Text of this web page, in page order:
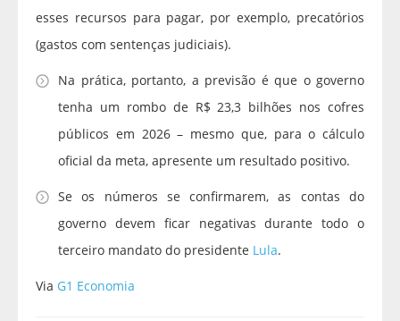
esses recursos para pagar, por exemplo, precatórios
(gastos com sentenças judiciais).
Na prática, portanto, a previsão é que o governo
tenha um rombo de R$ 23,3 bilhões nos cofres
públicos em 2026 – mesmo que, para o cálculo
oficial da meta, apresente um resultado positivo.
Se os números se confirmarem, as contas do
governo devem ficar negativas durante todo o
terceiro mandato do presidente Lula.
Via G1 Economia